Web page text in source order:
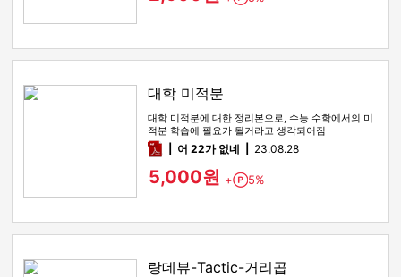
대학 미적분
대학 미적분에 대한 정리본으로, 수능 수학에서의 미
적분 학습에 필요가 될거라고 생각되어짐
pdf어 22가 없네 23.08.28
5,000원 + Point
5%
랑데뷰-Tactic-거리곱